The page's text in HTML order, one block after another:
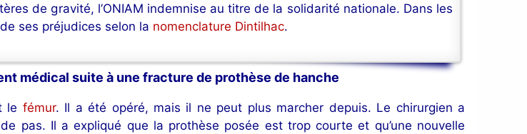
de gravité, l’ONIAM indemnise au titre de la solidarité nationale. Dans les
ses préjudices selon la nomenclature Dintilhac.
médical suite à une fracture de prothèse de hanche
le fémur. Il a été opéré, mais il ne peut plus marcher depuis. Le chirurgien a
pas. Il a expliqué que la prothèse posée est trop courte et qu’une nouvelle